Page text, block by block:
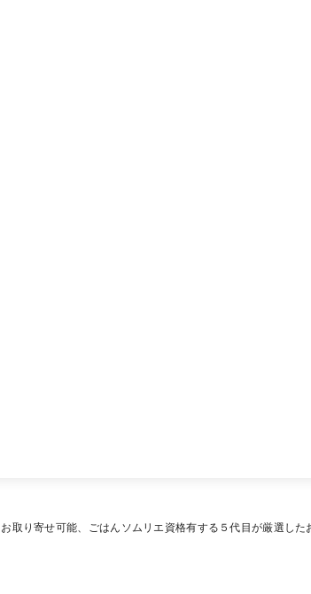
お取り寄せ可能、ごはんソムリエ資格有する５代目が厳選し